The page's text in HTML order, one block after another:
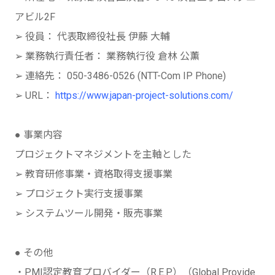
アビル2F
➢ 役員： 代表取締役社長 伊藤 大輔
➢ 業務執行責任者： 業務執行役 倉林 公薫
➢ 連絡先： 050-3486-0526 (NTT-Com IP Phone)
➢ URL：
https://www.japan-project-solutions.com/
● 事業内容
プロジェクトマネジメントを主軸とした
➢ 教育研修事業・資格取得支援事業
➢ プロジェクト実行支援事業
➢ システムツール開発・販売事業
● その他
・PMI認定教育プロバイダー（R.E.P.）（Global Provide